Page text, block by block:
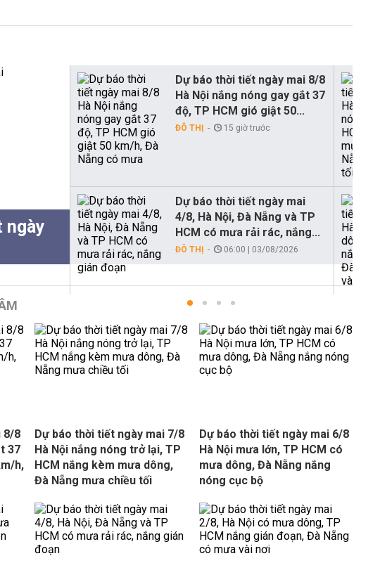
ngày
Dự báo thời tiết ngày mai 8/8
Hà Nội nắng nóng gay gắt 37
độ, TP HCM gió giật 50...
ĐÔ THỊ 15 giờ trước
Dự báo thời tiết ngày mai
4/8, Hà Nội, Đà Nẵng và TP
HCM có mưa rải rác, nắng...
ĐÔ THỊ 06:00 | 03/08/2026
8/8
37
h,
Dự báo thời tiết ngày mai 7/8
Hà Nội nắng nóng trở lại, TP
HCM nắng kèm mưa dông,
Đà Nẵng mưa chiều tối
Dự báo thời tiết ngày mai 6/8
Hà Nội mưa lớn, TP HCM có
mưa dông, Đà Nẵng nắng
nóng cục bộ